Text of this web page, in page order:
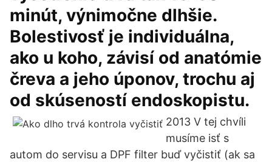
minút, výnimočne dlhšie.
Bolestivosť je individuálna,
ako u koho, závisí od anatómie
čreva a jeho úponov, trochu aj
od skúseností endoskopistu.
2013 V tej chvíli
musíme isť s
autom do servisu a DPF filter buď vyčistiť (ak sa